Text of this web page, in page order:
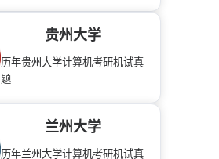
贵州大学
历年贵州大学计算机考研机试真
题
兰州大学
历年兰州大学计算机考研机试真